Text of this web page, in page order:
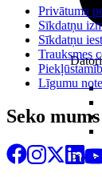
Privātuma
Sīkdatņu
Sīkdatņu
Trauksmes
Līgumu
Seko mums